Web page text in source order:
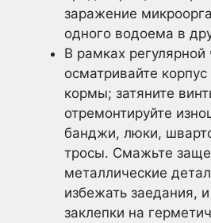
заражение
одного водоема в
В рамках
осматривайте
кормы; затяните
отремонтируйте
банджи, люки,
тросы. Смажьте
металлические
избежать заедания,
заклепки на